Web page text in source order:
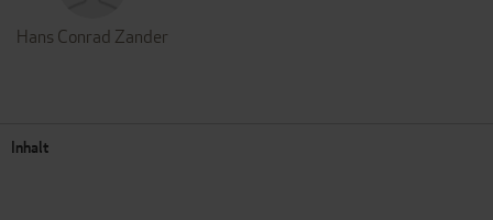
Hans Conrad Zander
Inhalt